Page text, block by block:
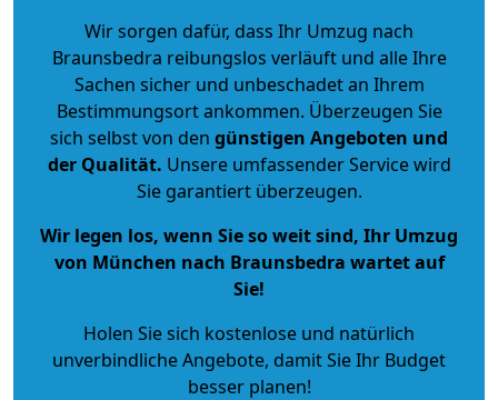
Wir sorgen dafür, dass Ihr Umzug nach
Braunsbedra reibungslos verläuft und alle Ihre
Sachen sicher und unbeschadet an Ihrem
Bestimmungsort ankommen. Überzeugen Sie
sich selbst von den günstigen Angeboten und
der Qualität. Unsere umfassender Service wird
Sie garantiert überzeugen.
Wir legen los, wenn Sie so weit sind, Ihr Umzug
von München nach Braunsbedra wartet auf
Sie!
Holen Sie sich kostenlose und natürlich
unverbindliche Angebote, damit Sie Ihr Budget
besser planen!